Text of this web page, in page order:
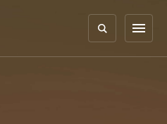
menu